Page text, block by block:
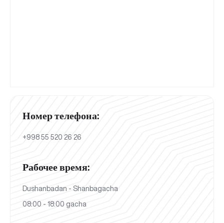
Номер телефона:
+998 55 520 26 26
Рабочее время:
Dushanbadan - Shanbagacha
08:00 - 18:00 gacha